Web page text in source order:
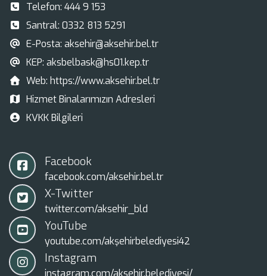
Telefon: 444 9 153
Santral: 0332 813 5291
E-Posta: aksehir@aksehir.bel.tr
KEP: aksbelbask@hs01.kep.tr
Web: https://www.aksehir.bel.tr
Hizmet Binalarımızın Adresleri
KVKK Bilgileri
Facebook
facebook.com/aksehir.bel.tr
X-Twitter
twitter.com/aksehir_bld
YouTube
youtube.com/akşehirbelediyesi42
Instagram
instagram.com/aksehir.belediyesi/